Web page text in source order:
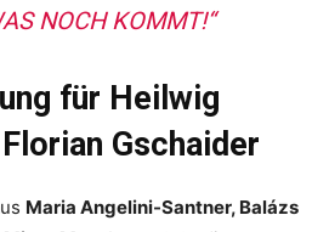
NOCH KOMMT!“
für Heilwig
Gschaider
Maria Angelini-Santner, Balázs